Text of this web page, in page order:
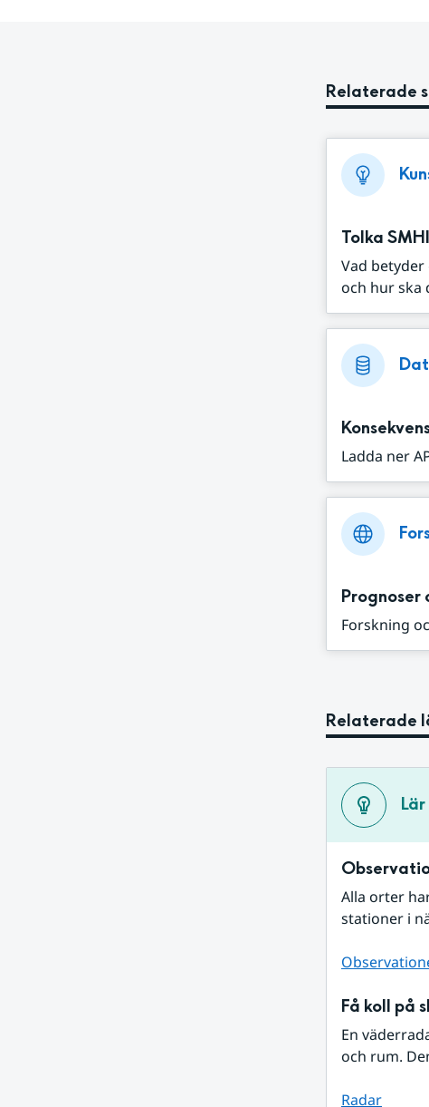
Relaterade
Tolka
Vad betyder
och hur ska
Ladda ner
Prognoser
Forskning
Relaterade
Alla orter
stationer i
Få koll på
En
och rum.
Radar